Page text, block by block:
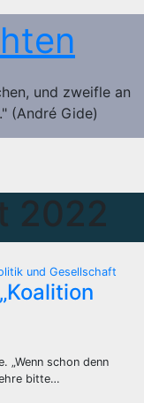
und zweifle an
(André Gide)
2022
und Gesellschaft
„Wenn schon denn
bitte…